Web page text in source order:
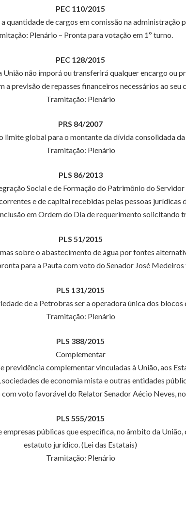
PEC 110/2015
quantidade de cargos em comissão na
Plenário – Pronta para votação em 1º turno.
PEC 128/2015
não imporá ou transferirá qualquer encargo ou
a previsão de repasses financeiros necessários ao seu
Tramitação: Plenário
PRS 84/2007
limite global para o montante da dívida consolidada
Tramitação: Plenário
PLS 86/2013
Social e de Formação do Patrimônio do
e de capital recebidas pelas pessoas
em Ordem do Dia de requerimento solicitando
PLS 51/2015
sobre o abastecimento de água por fontes
para a Pauta com voto do Senador José
PLS 131/2015
de a Petrobras ser a operadora única dos blocos
Tramitação: Plenário
PLS 388/2015
Complementar
complementar vinculadas à União, aos
sociedades de economia mista e outras entidades
voto favorável do Relator Senador Aécio Neves,
PLS 555/2015
públicas que especifica, no âmbito da
estatuto jurídico. (Lei das Estatais)
Tramitação: Plenário